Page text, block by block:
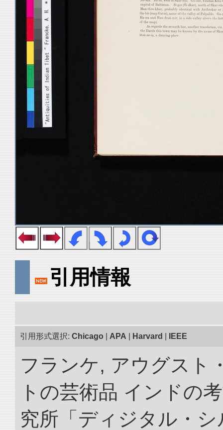
引用情報
引用形式選択: Chicago APA Harvard IEEE
フランケ, アウグスト
トの芸術品 インドの
究所「ディジタル・